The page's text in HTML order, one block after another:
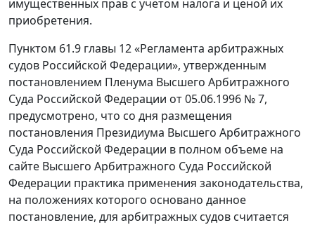
имущественных прав с учетом налога и ценой их
приобретения.
Пунктом 61.9 главы 12 «Регламента арбитражных
судов Российской Федерации», утвержденным
постановлением Пленума Высшего Арбитражного
Суда Российской Федерации от 05.06.1996 № 7,
предусмотрено, что со дня размещения
постановления Президиума Высшего Арбитражного
Суда Российской Федерации в полном объеме на
сайте Высшего Арбитражного Суда Российской
Федерации практика применения законодательства,
на положениях которого основано данное
постановление, для арбитражных судов считается